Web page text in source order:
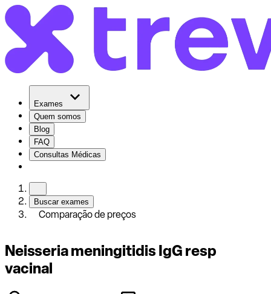
Exames
Quem somos
Blog
FAQ
Consultas Médicas
Buscar exames
Comparação de preços
Neisseria meningitidis IgG resp
vacinal